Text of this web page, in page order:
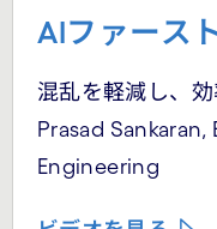
AIファース
混乱を軽減し、
Prasad Sankaran,
Engineering